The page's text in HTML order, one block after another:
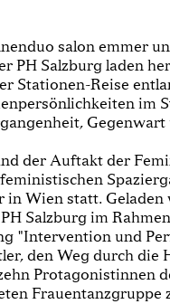
salon emmer
PH Salzburg laden
Stationen-Reise
im
der Auftakt der
in Wien statt. Geladen
Salzburg im
"Intervention und
den Weg durch die
Protagonistinnen
Frauentanzgruppe